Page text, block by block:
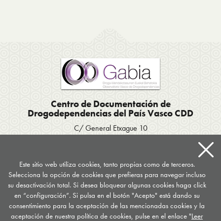
Centro de Documentación de
Drogodependencias del País Vasco CDD
C/ General Etxague 10
Apartado postal 667
documentacion@drogomedia.com
Síguenos en...
Este sitio web utiliza cookies, tanto propias como de terceros.
Selecciona la opción de cookies que prefieras para navegar incluso
su desactivación total. Si desea bloquear algunas cookies haga click
en “configuración”. Si pulsa en el botón "Acepto" está dando su
consentimiento para la aceptación de las mencionadas cookies y la
aceptación de nuestra política de cookies, pulse en el enlace "Leer